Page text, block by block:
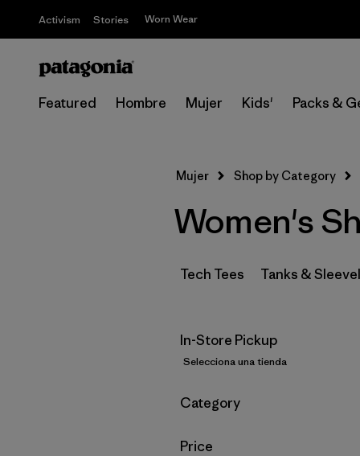
Activism Stories Worn Wear
Featured Hombre Mujer Kids' Packs &
Mujer Shop by Category
Women's
Tech Tees Tanks &
In-Store Pickup
Selecciona una tienda
Filtrar por
Category
Filtrar por
Price